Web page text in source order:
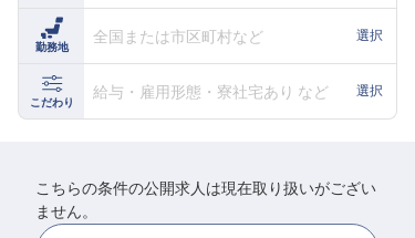
よくある質問
ホテル・宿泊業界情報コラム
勤務地
全国または市区町村など 選択
こだわり
給与・雇用形態・寮社宅あり など 選択
こちらの条件の公開求人は現在取り扱いがござい
ません。